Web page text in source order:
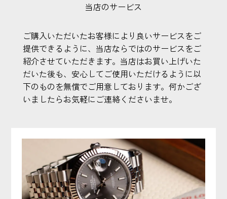
当店のサービス
ご購入いただいたお客様により良いサービスをご
提供できるように、当店ならではのサービスをご
紹介させていただきます。当店はお買い上げいた
だいた後も、安心してご使用いただけるように以
下のものを無償でご用意しております。何かござ
いましたらお気軽にご連絡くださいませ。